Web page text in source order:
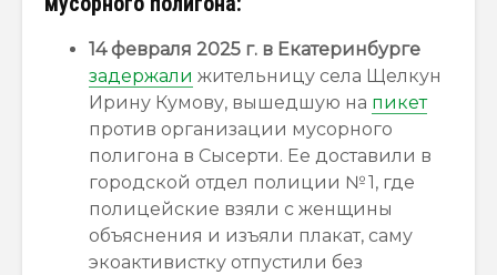
14 февраля 2025 г. в Екатеринбурге
задержали жительницу села Щелкун
Ирину Кумову, вышедшую на пикет
против организации мусорного
полигона в Сысерти. Ее доставили в
городской отдел полиции № 1, где
полицейские взяли с женщины
объяснения и изъяли плакат, саму
экоактивистку отпустили без